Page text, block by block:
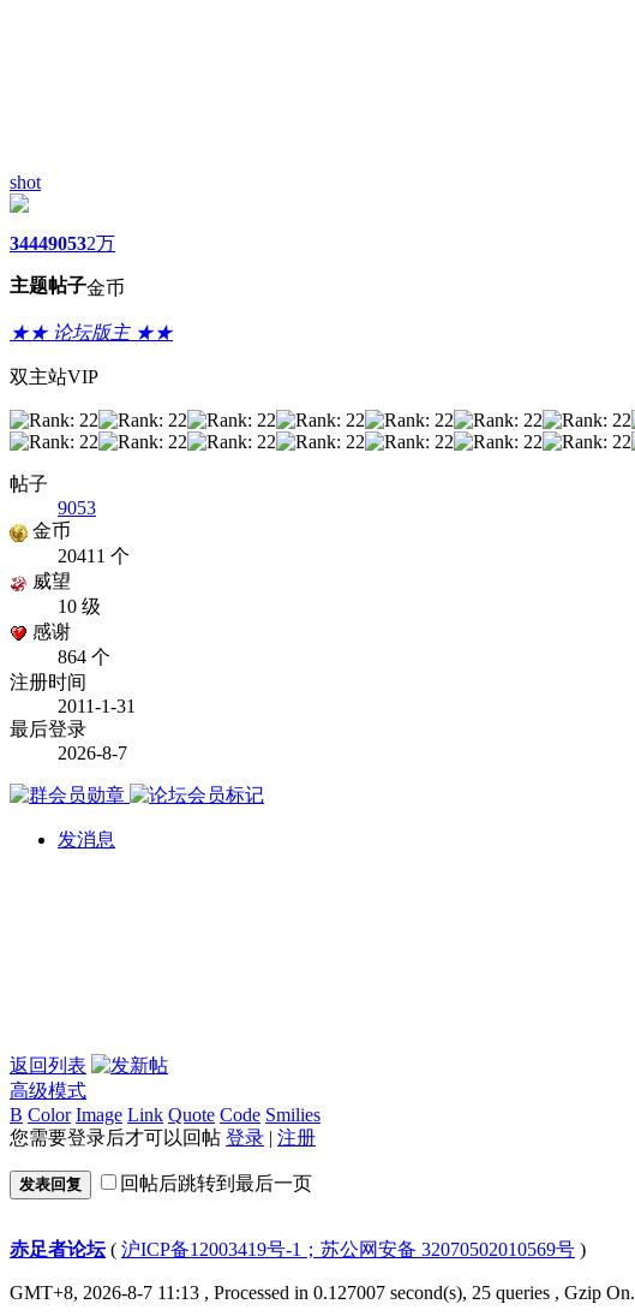
shot
3444
主题
9053
帖子
2万
金币
★★ 论坛版主 ★★
双主站VIP
帖子
9053
金币
20411 个
威望
10 级
感谢
864 个
注册时间
2011-1-31
最后登录
2026-8-7
发消息
返回列表
高级模式
B Color Image Link Quote Code Smilies
您需要登录后才可以回帖 登录 | 注册
发表回复 回帖后跳转到最后一页
赤足者论坛( 沪ICP备12003419号-1；苏公网安备 32070502010569号 )
GMT+8, 2026-8-7 11:13 , Processed in 0.127007 second(s), 25 queries , Gzip On.